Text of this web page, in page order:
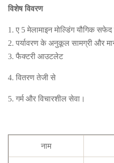
विशेष विवरण
1. ए 5 मेलामाइन मोल्डिंग यौगिक सफेद
2. पर्यावरण के अनुकूल सामग्री और
3. फैक्टरी आउटलेट
4. वितरण तेजी से
5. गर्म और विचारशील सेवा।
नाम